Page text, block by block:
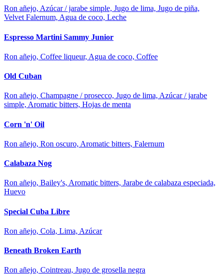
Ron añejo, Azúcar / jarabe simple, Jugo de lima, Jugo de piña,
Velvet Falernum, Agua de coco, Leche
Espresso Martini Sammy Junior
Ron añejo, Coffee liqueur, Agua de coco, Coffee
Old Cuban
Ron añejo, Champagne / prosecco, Jugo de lima, Azúcar / jarabe
simple, Aromatic bitters, Hojas de menta
Corn 'n' Oil
Ron añejo, Ron oscuro, Aromatic bitters, Falernum
Calabaza Nog
Ron añejo, Bailey's, Aromatic bitters, Jarabe de calabaza especiada,
Huevo
Special Cuba Libre
Ron añejo, Cola, Lima, Azúcar
Beneath Broken Earth
Ron añejo, Cointreau, Jugo de grosella negra